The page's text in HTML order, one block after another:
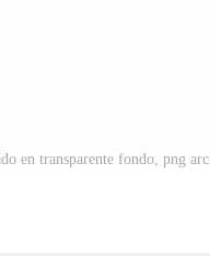
en transparente fondo, png